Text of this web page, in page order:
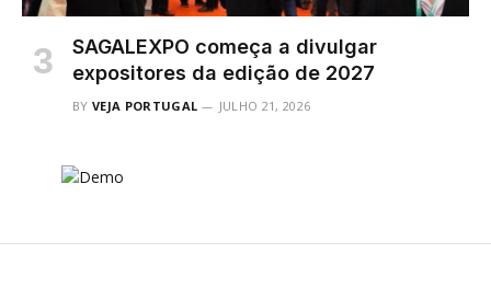
SAGALEXPO começa a divulgar
expositores da edição de 2027
BY VEJA PORTUGAL JULHO 21, 2026